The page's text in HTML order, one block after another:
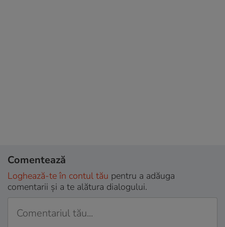
Comentează
Loghează-te în contul tău pentru a adăuga
comentarii și a te alătura dialogului.